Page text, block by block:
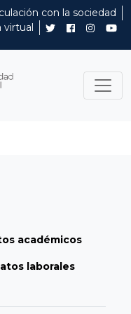
con la sociedad
virtual
académicos
laborales